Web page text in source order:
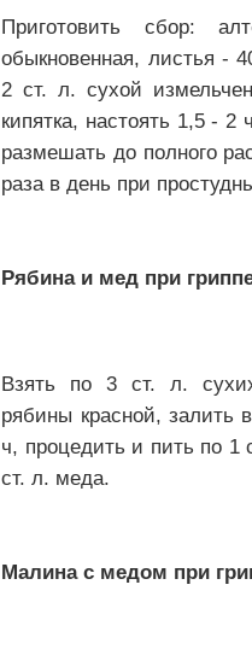
Приготовить сбор:
обыкновенная, листья -
2 ст. л. сухой
кипятка, настоять 1,5 -
размешать до полного
раза в день при
Рябина и мед при
Взять по 3 ст. л.
рябины красной, залить
ч, процедить и пить по 1
ст. л. меда.
Малина с медом при